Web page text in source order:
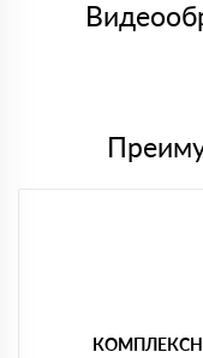
либо Вы забираете